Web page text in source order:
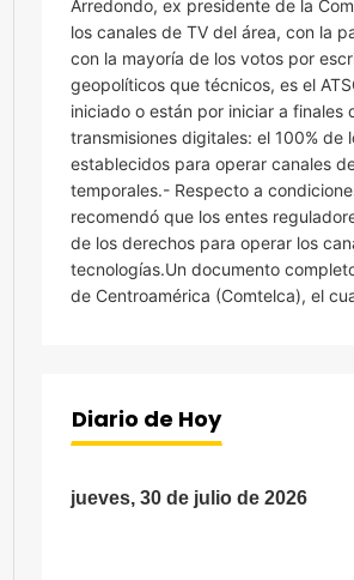
Arredondo, ex presidente de la
los canales de TV del área, con la
con la mayoría de los votos por
geopolíticos que técnicos, es el
iniciado o están por iniciar a finales
transmisiones digitales: el 100%
establecidos para operar canales
temporales.- Respecto a
recomendó que los entes
de los derechos para operar los
tecnologías.Un documento
de Centroamérica (Comtelca), el
Diario de Hoy
jueves, 30 de julio de 2026